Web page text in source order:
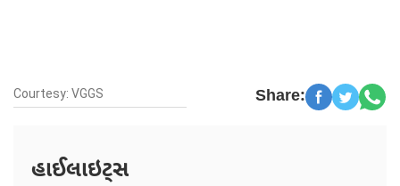
Courtesy: VGGS Share:
હાઈલાઇટ્સ